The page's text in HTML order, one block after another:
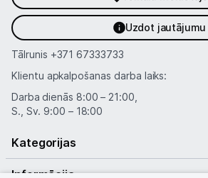
Uzdot jautājumu
Tālrunis +371 67333733
Klientu apkalpošanas darba laiks:
Darba dienās 8:00 – 21:00,
S., Sv. 9:00 – 18:00
Kategorijas
Informācija